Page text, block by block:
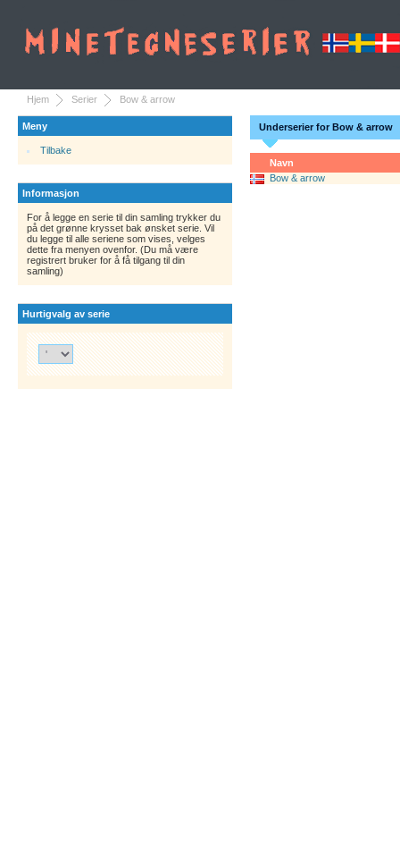
Hjem Serier Bow & arrow
Meny
Tilbake
Informasjon
For å legge en serie til din samling trykker du
på det grønne krysset bak ønsket serie. Vil
du legge til alle seriene som vises, velges
dette fra menyen ovenfor. (Du må være
registrert bruker for å få tilgang til din
samling)
Hurtigvalg av serie
Underserier for Bow & arrow
Navn
Bow & arrow